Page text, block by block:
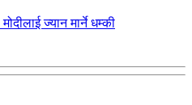
ज्यान मार्ने धम्की